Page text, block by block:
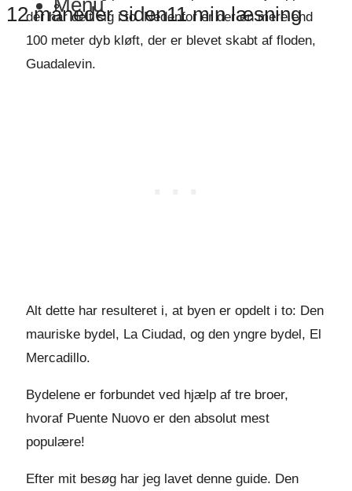
Menu
12 måneder siden11 min læsning
der har delt sig i to. Nedenfor er der en mere end
100 meter dyb kløft, der er blevet skabt af floden,
Guadalevin.
Alt dette har resulteret i, at byen er opdelt i to: Den
mauriske bydel, La Ciudad, og den yngre bydel, El
Mercadillo.
Bydelene er forbundet ved hjælp af tre broer,
hvoraf Puente Nuovo er den absolut mest
populære!
Efter mit besøg har jeg lavet denne guide. Den